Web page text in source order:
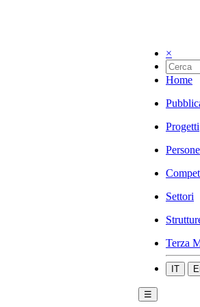
×
Home
Progetti
Persone
Settori
Terza
IT
☰